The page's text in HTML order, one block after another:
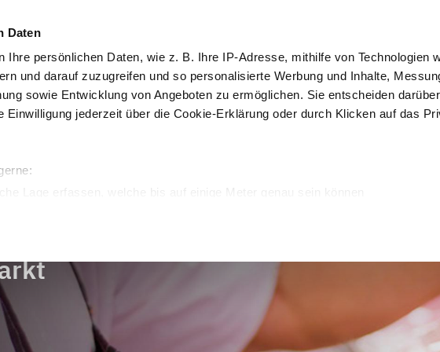
Daten
Ihre persönlichen Daten, wie z. B. Ihre IP-Adresse, mithilfe von Technologien
und darauf zuzugreifen und so personalisierte Werbung und Inhalte,
sowie Entwicklung von Angeboten zu ermöglichen. Sie entscheiden
jederzeit über die Cookie-Erklärung oder durch Klicken auf das
Daten verarbeitet werden, und legen Sie Ihre Präferenzen im
zu personalisieren, Funktionen für soziale Medien anbieten zu können
geben wir Informationen zu Ihrer Verwendung unserer Website an unsere
Unsere Partner führen diese Informationen möglicherweise mit weiteren
oder die sie im Rahmen Ihrer Nutzung der Dienste gesammelt haben.
Auslage und